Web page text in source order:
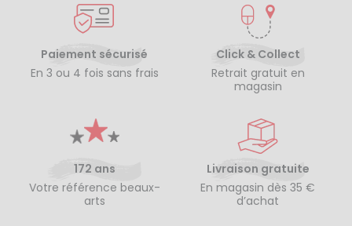
Paiement sécurisé
En 3 ou 4 fois sans frais
Click & Collect
Retrait gratuit en
magasin
172 ans
Votre référence beaux-
arts
Livraison gratuite
En magasin dès 35 €
d’achat